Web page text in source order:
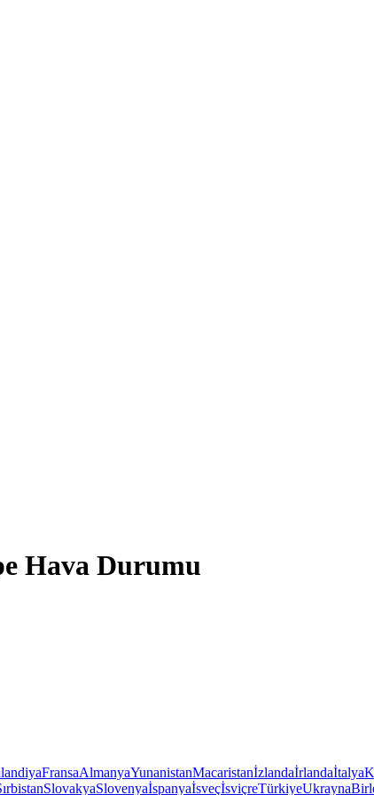
Hava Durumu
FransaAlmanyaYunanistanMacaristanİzlandaİrlandaİtalya
SlovakyaSlovenyaİspanyaİsveçİsviçreTürkiyeUkrayna